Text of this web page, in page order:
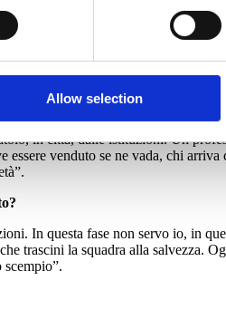
Allow selection
che l’anno scorso era ai vertici
Serve qualcuno che entri nello
e Rocco Commisso, che sono
bisogno di un vero professionista
in città, dalle istituzioni. Un
venduto se ne vada, chi
In questa fase non servo io, in
trascini la squadra alla salvezza.
scempio”.